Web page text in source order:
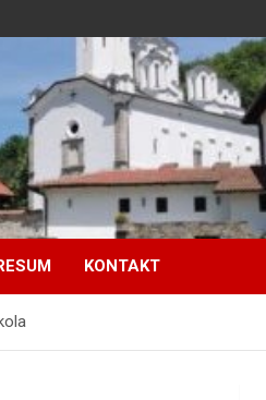
KONTAKT